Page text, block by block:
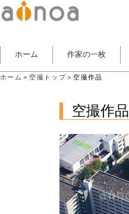
ホーム 作家の一枚
ホーム ＞ 空撮トップ＞空撮作品
空撮作品